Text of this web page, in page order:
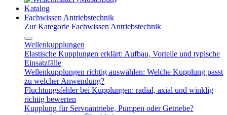
Katalog
Fachwissen Antriebstechnik
Zur Kategorie Fachwissen Antriebstechnik
Wellenkupplungen
Elastische Kupplungen erklärt: Aufbau, Vorteile und typische
Einsatzfälle
Wellenkupplungen richtig auswählen: Welche Kupplung passt
zu welcher Anwendung?
Fluchtungsfehler bei Kupplungen: radial, axial und winklig
richtig bewerten
Kupplung für Servoantriebe, Pumpen oder Getriebe?